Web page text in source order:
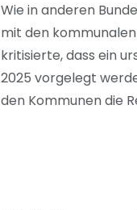
Wie in anderen
mit den
kritisierte, dass ein
2025 vorgelegt
den Kommunen die